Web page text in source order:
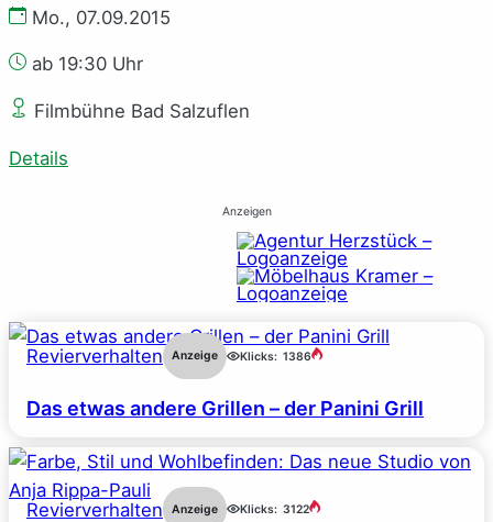
Mo., 07.09.2015
ab 19:30 Uhr
Filmbühne Bad Salzuflen
Details
Anzeigen
Revierverhalten Anzeige Klicks: 1386
Das etwas andere Grillen – der Panini Grill
Revierverhalten Anzeige Klicks: 3122